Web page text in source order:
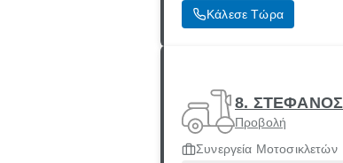
Κάλεσε Τώρα
8.
Προβολή
Συνεργεία Μοτοσικλετών